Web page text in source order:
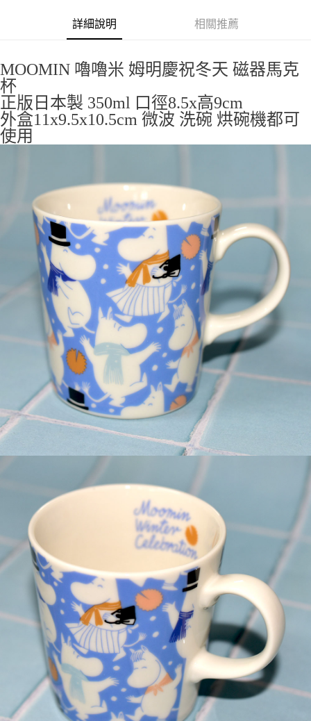
每筆NT$65，滿NT$999(含以上)免運費
付款後全家取貨
每筆NT$65，滿NT$999(含以上)免運費
7-11取貨付款
每筆NT$65，滿NT$999(含以上)免運費
每筆NT$100，滿NT$999(含以上)免運費
詳細說明 相關推薦
MOOMIN 嚕嚕米 姆明慶祝冬天 磁器馬克
杯
正版日本製 350ml 口徑8.5x高9cm
外盒11x9.5x10.5cm 微波 洗碗 烘碗機都可
使用